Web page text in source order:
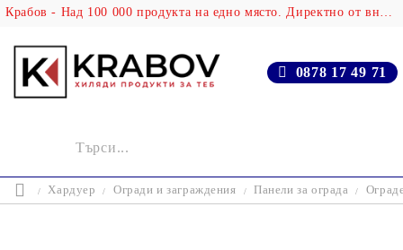
Крабов - Над 100 000 продукта на едно място. Директно от вносителя!
0878 17 49 71
Хардуер Огради и заграждения Панели за ограда